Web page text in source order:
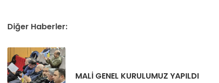
Diğer Haberler:
MALİ GENEL KURULUMUZ YAPILDI